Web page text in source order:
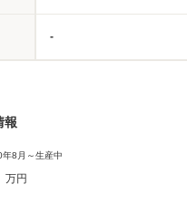
-
報
8月～生産中
万円